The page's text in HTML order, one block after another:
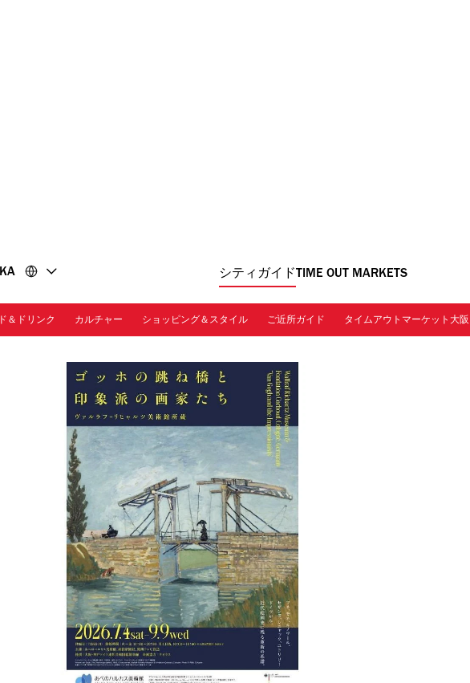
シティガイド TIME OUT MARKETS
＆ドリンク カルチャー ショッピング＆スタイル ご近所ガイド タイムアウトマーケット大阪